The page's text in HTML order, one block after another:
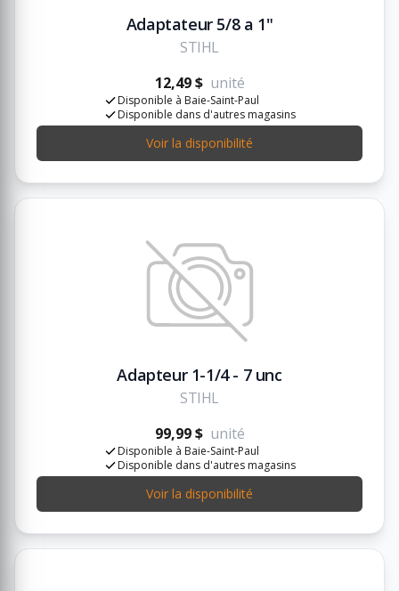
Adaptateur 5/8 a 1"
STIHL
12,49 $ unité
Disponible à Baie-Saint-Paul
Disponible dans d'autres magasins
Voir la disponibilité
Adapteur 1-1/4 - 7 unc
STIHL
99,99 $ unité
Disponible à Baie-Saint-Paul
Disponible dans d'autres magasins
Voir la disponibilité